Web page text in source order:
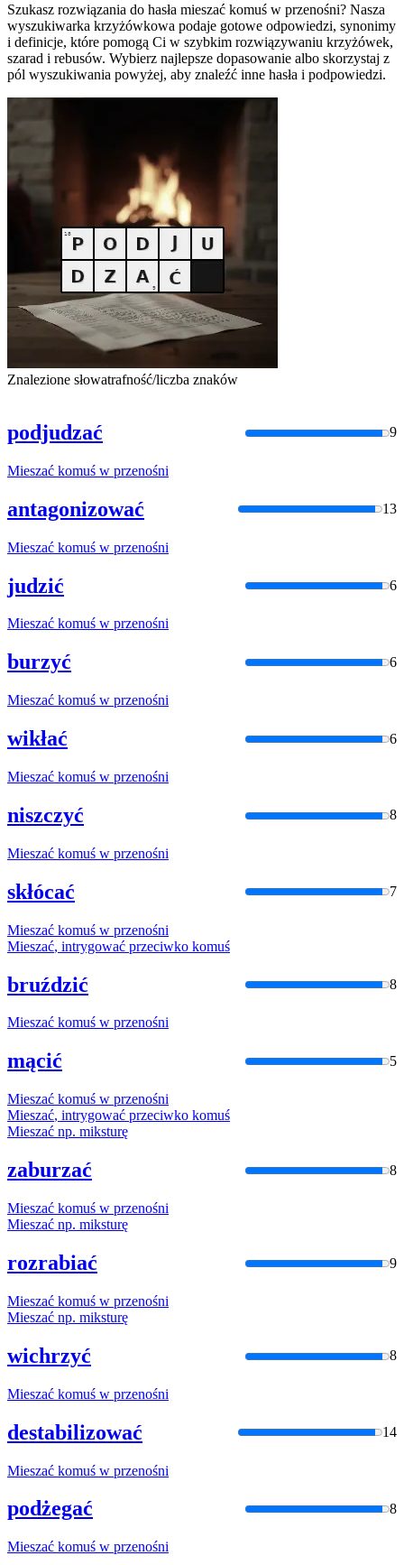
Szukasz rozwiązania do hasła mieszać komuś w przenośni? Nasza
wyszukiwarka krzyżówkowa podaje gotowe odpowiedzi, synonimy
i definicje, które pomogą Ci w szybkim rozwiązywaniu krzyżówek,
szarad i rebusów. Wybierz najlepsze dopasowanie albo skorzystaj z
pól wyszukiwania powyżej, aby znaleźć inne hasła i podpowiedzi.
Znalezione słowatrafność/liczba znaków
podjudzać 9
Mieszać komuś w przenośni
antagonizować 13
Mieszać komuś w przenośni
judzić 6
Mieszać komuś w przenośni
burzyć 6
Mieszać komuś w przenośni
wikłać 6
Mieszać komuś w przenośni
niszczyć 8
Mieszać komuś w przenośni
skłócać 7
Mieszać komuś w przenośni
Mieszać, intrygować przeciwko komuś
bruździć 8
Mieszać komuś w przenośni
mącić 5
Mieszać komuś w przenośni
Mieszać, intrygować przeciwko komuś
Mieszać np. miksturę
zaburzać 8
Mieszać komuś w przenośni
Mieszać np. miksturę
rozrabiać 9
Mieszać komuś w przenośni
Mieszać np. miksturę
wichrzyć 8
Mieszać komuś w przenośni
destabilizować 14
Mieszać komuś w przenośni
podżegać 8
Mieszać komuś w przenośni